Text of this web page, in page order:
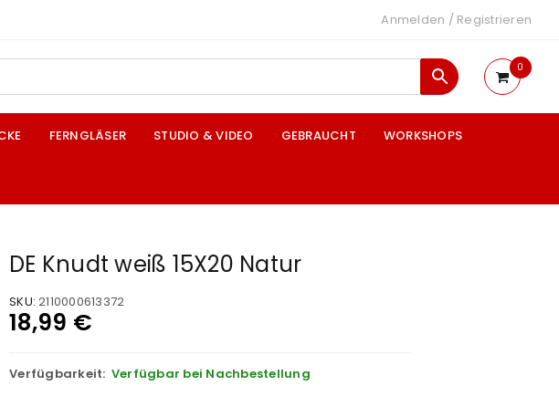
Anmelden / Registrieren
0
FERNGLÄSER STUDIO & VIDEO GEBRAUCHT WORKSHOPS
DE Knudt weiß 15X20 Natur
SKU: 2110000613372
18,99 €
Verfügbarkeit: Verfügbar bei Nachbestellung